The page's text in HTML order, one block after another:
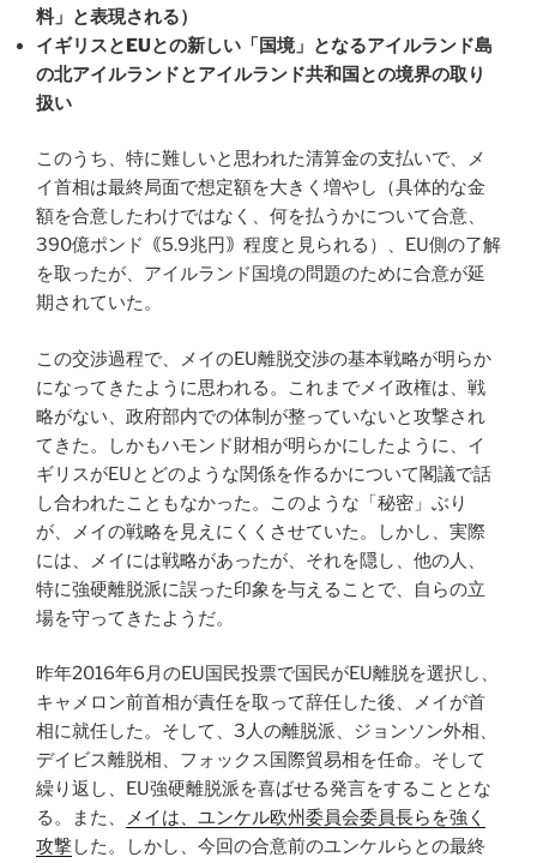
料」と表現される）
イギリスとEUとの新しい「国境」となるアイルランド島
の北アイルランドとアイルランド共和国との境界の取り
扱い
このうち、特に難しいと思われた清算金の支払いで、メ
イ首相は最終局面で想定額を大きく増やし（具体的な金
額を合意したわけではなく、何を払うかについて合意、
390億ポンド｟5.9兆円｠程度と見られる）、EU側の了解
を取ったが、アイルランド国境の問題のために合意が延
期されていた。
この交渉過程で、メイのEU離脱交渉の基本戦略が明らか
になってきたように思われる。これまでメイ政権は、戦
略がない、政府部内での体制が整っていないと攻撃され
てきた。しかもハモンド財相が明らかにしたように、イ
ギリスがEUとどのような関係を作るかについて閣議で話
し合われたこともなかった。このような「秘密」ぶり
が、メイの戦略を見えにくくさせていた。しかし、実際
には、メイには戦略があったが、それを隠し、他の人、
特に強硬離脱派に誤った印象を与えることで、自らの立
場を守ってきたようだ。
昨年2016年6月のEU国民投票で国民がEU離脱を選択し、
キャメロン前首相が責任を取って辞任した後、メイが首
相に就任した。そして、3人の離脱派、ジョンソン外相、
デイビス離脱相、フォックス国際貿易相を任命。そして
繰り返し、EU強硬離脱派を喜ばせる発言をすることとな
る。また、
メイは、ユンケル欧州委員会委員長らを強く
攻撃した。しかし、今回の合意前のユンケルらとの最終